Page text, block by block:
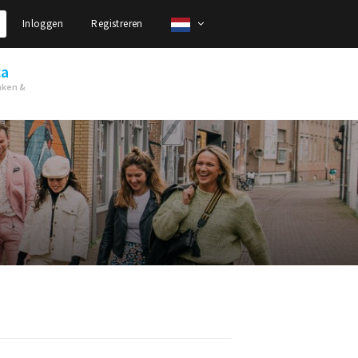
Inloggen Registreren
&